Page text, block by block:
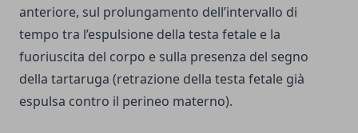
anteriore, sul prolungamento dell’intervallo di
tempo tra l’espulsione della testa fetale e la
fuoriuscita del corpo e sulla presenza del segno
della tartaruga (retrazione della testa fetale già
espulsa contro il perineo materno).